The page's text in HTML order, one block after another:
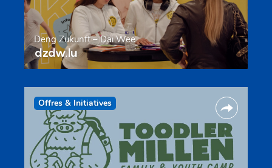
Deng Zukunft – Däi Wee
dzdw.lu
Offres & Initiatives